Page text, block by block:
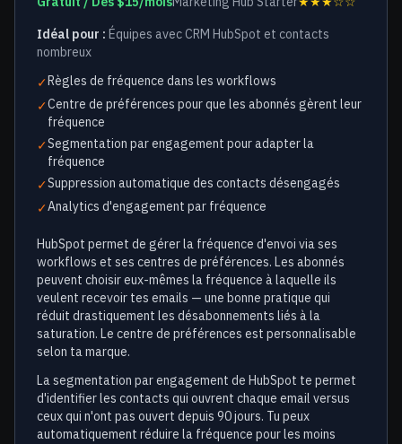
Idéal pour : Équipes avec CRM HubSpot et contacts
nombreux
✓Règles de fréquence dans les workflows
✓Centre de préférences pour que les abonnés gèrent leur
fréquence
✓Segmentation par engagement pour adapter la
fréquence
✓Suppression automatique des contacts désengagés
✓Analytics d'engagement par fréquence
HubSpot permet de gérer la fréquence d'envoi via ses
workflows et ses centres de préférences. Les abonnés
peuvent choisir eux-mêmes la fréquence à laquelle ils
veulent recevoir tes emails — une bonne pratique qui
réduit drastiquement les désabonnements liés à la
saturation. Le centre de préférences est personnalisable
selon ta marque.
La segmentation par engagement de HubSpot te permet
d'identifier les contacts qui ouvrent chaque email versus
ceux qui n'ont pas ouvert depuis 90 jours. Tu peux
automatiquement réduire la fréquence pour les moins